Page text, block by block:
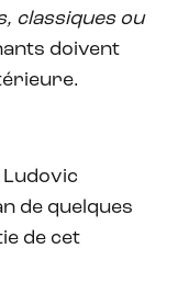
classiques ou
doivent
de quelques
de cet